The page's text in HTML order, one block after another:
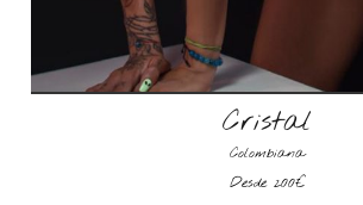
Cristal
Colombiana
Desde 200€